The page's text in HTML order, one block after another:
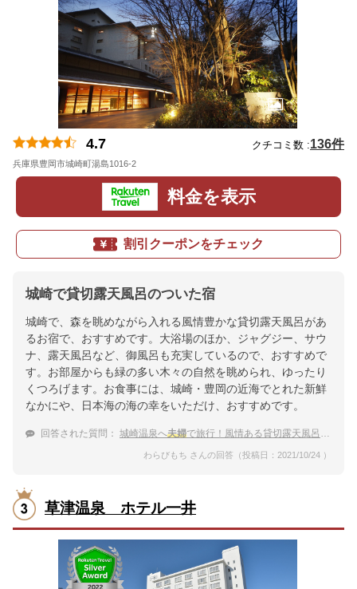
4.7 クチコミ数 :136件
兵庫県豊岡市城崎町湯島1016-2
料金を表示
割引クーポンをチェック
城崎で貸切露天風呂のついた宿
城崎で、森を眺めながら入れる風情豊かな貸切露天風呂があ
るお宿で、おすすめです。大浴場のほか、ジャグジー、サウ
ナ、露天風呂など、御風呂も充実しているので、おすすめで
す。お部屋からも緑の多い木々の自然を眺められ、ゆったり
くつろげます。お食事には、城崎・豊岡の近海でとれた新鮮
なかにや、日本海の海の幸をいただけ、おすすめです。
回答された質問： 城崎温泉へ夫婦で旅行！風情ある貸切露天風呂の宿
わらびもち さんの回答（投稿日：2021/10/24 ）
草津温泉 ホテル一井